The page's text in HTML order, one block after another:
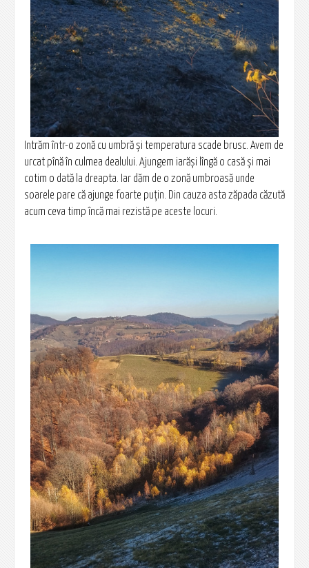
Intrăm într-o zonă cu umbră și temperatura scade brusc. Avem de
urcat pînă în culmea dealului. Ajungem iarăși lîngă o casă și mai
cotim o dată la dreapta. Iar dăm de o zonă umbroasă unde
soarele pare că ajunge foarte puțin. Din cauza asta zăpada căzută
acum ceva timp încă mai rezistă pe aceste locuri.